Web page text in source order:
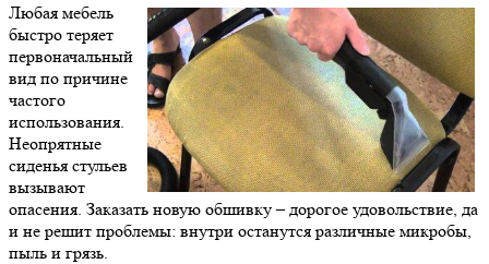
Любая мебель
быстро теряет
первоначальный
вид по причине
частого
использования.
Неопрятные
сиденья стульев
вызывают
опасения. Заказать новую обшивку – дорогое удовольствие, да
и не решит проблемы: внутри останутся различные микробы,
пыль и грязь.